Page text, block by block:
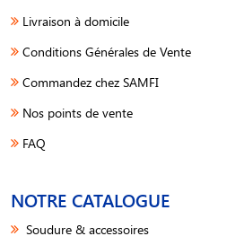
Livraison à domicile
Conditions Générales de Vente
Commandez chez SAMFI
Nos points de vente
FAQ
NOTRE CATALOGUE
Soudure & accessoires